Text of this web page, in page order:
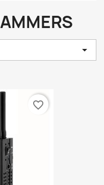

favorite_border